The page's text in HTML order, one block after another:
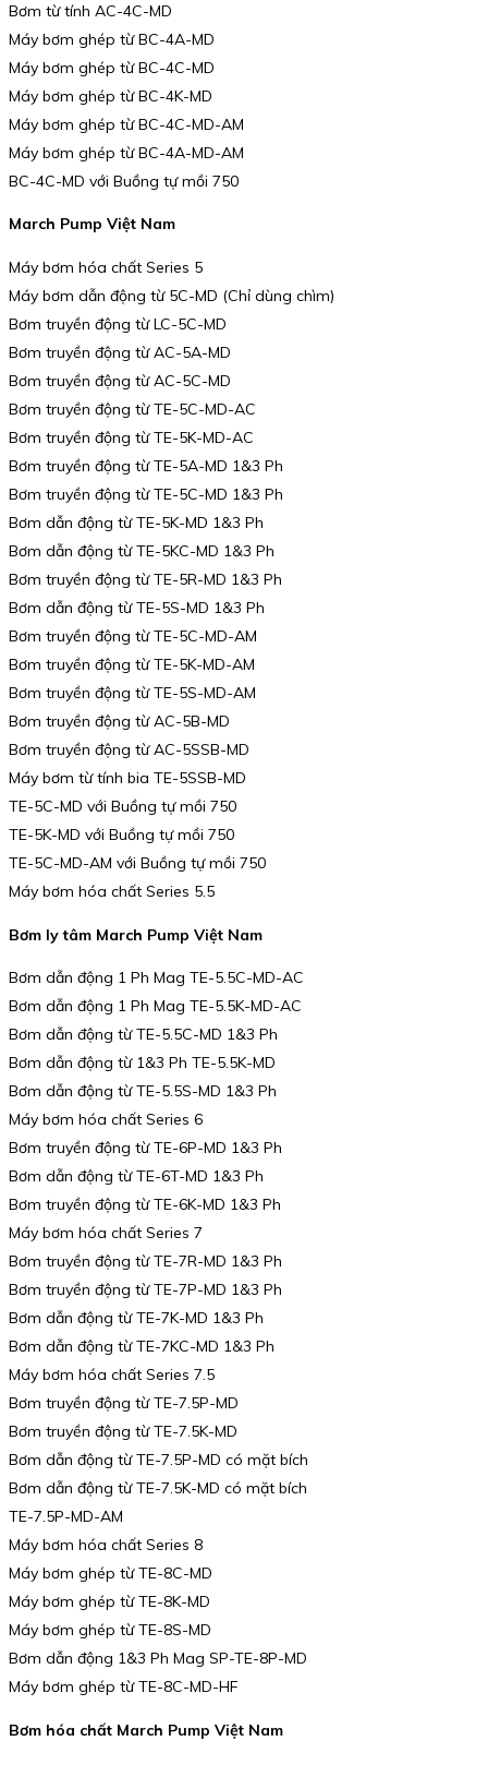
Bơm từ tính AC-4C-MD
Máy bơm ghép từ BC-4A-MD
Máy bơm ghép từ BC-4C-MD
Máy bơm ghép từ BC-4K-MD
Máy bơm ghép từ BC-4C-MD-AM
Máy bơm ghép từ BC-4A-MD-AM
BC-4C-MD với Buồng tự mồi 750
March Pump Việt Nam
Máy bơm hóa chất Series 5
Máy bơm dẫn động từ 5C-MD (Chỉ dùng chìm)
Bơm truyền động từ LC-5C-MD
Bơm truyền động từ AC-5A-MD
Bơm truyền động từ AC-5C-MD
Bơm truyền động từ TE-5C-MD-AC
Bơm truyền động từ TE-5K-MD-AC
Bơm truyền động từ TE-5A-MD 1&3 Ph
Bơm truyền động từ TE-5C-MD 1&3 Ph
Bơm dẫn động từ TE-5K-MD 1&3 Ph
Bơm dẫn động từ TE-5KC-MD 1&3 Ph
Bơm truyền động từ TE-5R-MD 1&3 Ph
Bơm dẫn động từ TE-5S-MD 1&3 Ph
Bơm truyền động từ TE-5C-MD-AM
Bơm truyền động từ TE-5K-MD-AM
Bơm truyền động từ TE-5S-MD-AM
Bơm truyền động từ AC-5B-MD
Bơm truyền động từ AC-5SSB-MD
Máy bơm từ tính bia TE-5SSB-MD
TE-5C-MD với Buồng tự mồi 750
TE-5K-MD với Buồng tự mồi 750
TE-5C-MD-AM với Buồng tự mồi 750
Máy bơm hóa chất Series 5.5
Bơm ly tâm March Pump Việt Nam
Bơm dẫn động 1 Ph Mag TE-5.5C-MD-AC
Bơm dẫn động 1 Ph Mag TE-5.5K-MD-AC
Bơm dẫn động từ TE-5.5C-MD 1&3 Ph
Bơm dẫn động từ 1&3 Ph TE-5.5K-MD
Bơm dẫn động từ TE-5.5S-MD 1&3 Ph
Máy bơm hóa chất Series 6
Bơm truyền động từ TE-6P-MD 1&3 Ph
Bơm dẫn động từ TE-6T-MD 1&3 Ph
Bơm truyền động từ TE-6K-MD 1&3 Ph
Máy bơm hóa chất Series 7
Bơm truyền động từ TE-7R-MD 1&3 Ph
Bơm truyền động từ TE-7P-MD 1&3 Ph
Bơm dẫn động từ TE-7K-MD 1&3 Ph
Bơm dẫn động từ TE-7KC-MD 1&3 Ph
Máy bơm hóa chất Series 7.5
Bơm truyền động từ TE-7.5P-MD
Bơm truyền động từ TE-7.5K-MD
Bơm dẫn động từ TE-7.5P-MD có mặt bích
Bơm dẫn động từ TE-7.5K-MD có mặt bích
TE-7.5P-MD-AM
Máy bơm hóa chất Series 8
Máy bơm ghép từ TE-8C-MD
Máy bơm ghép từ TE-8K-MD
Máy bơm ghép từ TE-8S-MD
Bơm dẫn động 1&3 Ph Mag SP-TE-8P-MD
Máy bơm ghép từ TE-8C-MD-HF
Bơm hóa chất March Pump Việt Nam